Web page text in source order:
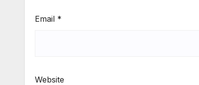
Email *
Website